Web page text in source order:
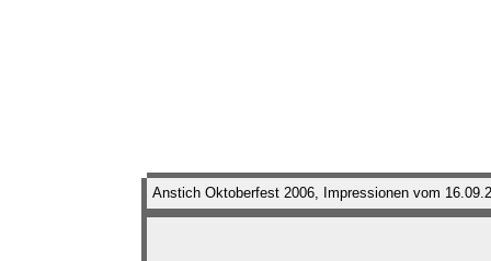
Anstich Oktoberfest 2006, Impressionen vom